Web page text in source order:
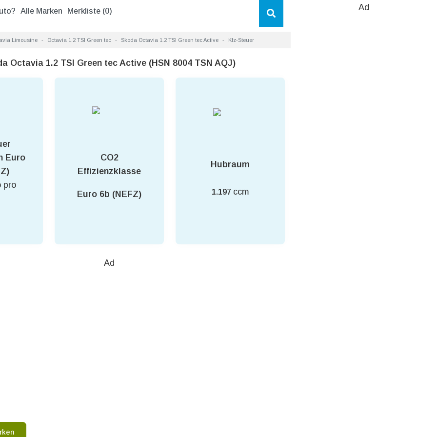
Alle Marken Merkliste (0) Ad
Limousine Octavia 1.2 TSI Green tec Skoda Octavia 1.2 TSI Green tec Active Kfz-Steuer
Octavia 1.2 TSI Green tec Active (HSN 8004 TSN AQJ)
Euro
pro
CO2
Effizienzklasse
Euro 6b (NEFZ)
Hubraum
1.197 ccm
Ad